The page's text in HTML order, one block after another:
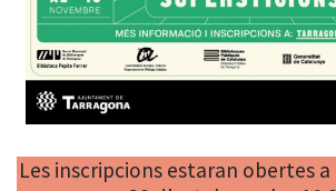
Les inscripcions estaran obertes